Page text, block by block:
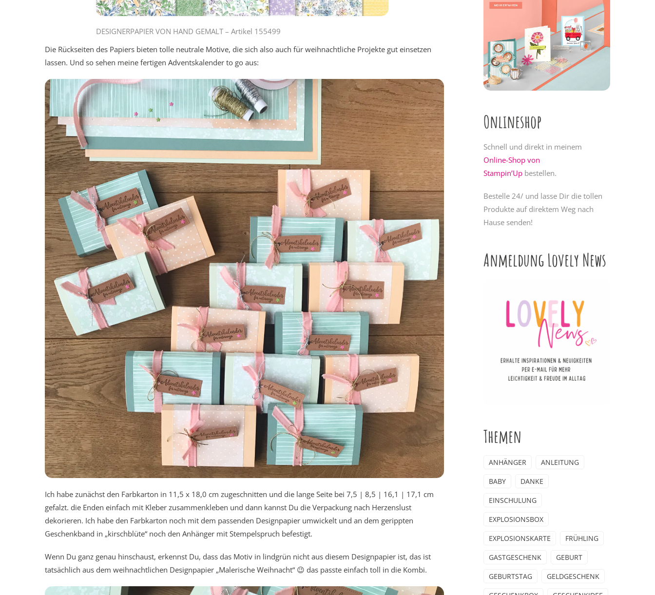
DESIGNERPAPIER VON HAND GEMALT – Artikel 155499
Die Rückseiten des Papiers bieten tolle neutrale Motive, die sich also auch für weihnachtliche Projekte gut einsetzen
lassen. Und so sehen meine fertigen Adventskalender to go aus:
Ich habe zunächst den Farbkarton in 11,5 x 18,0 cm zugeschnitten und die lange Seite bei 7,5 | 8,5 | 16,1 | 17,1 cm
gefalzt. die Enden einfach mit Kleber zusammenkleben und dann kannst Du die Verpackung nach Herzenslust
dekorieren. Ich habe den Farbkarton noch mit dem passenden Designpapier umwickelt und an dem gerippten
Geschenkband in „kirschblüte“ noch den Anhänger mit Stempelspruch befestigt.
Wenn Du ganz genau hinschaust, erkennst Du, dass das Motiv in lindgrün nicht aus diesem Designpapier ist, das ist
tatsächlich aus dem weihnachtlichen Designpapier „Malerische Weihnacht“ 😉 das passte einfach toll in die Kombi.
Onlineshop
Schnell und direkt in meinem
Online-Shop von
Stampin’Up bestellen.
Bestelle 24/ und lasse Dir die tollen
Produkte auf direktem Weg nach
Hause senden!
Anmeldung Lovely News
Themen
ANHÄNGER ANLEITUNG
BABY DANKE
EINSCHULUNG
EXPLOSIONSBOX
EXPLOSIONSKARTE FRÜHLING
GASTGESCHENK GEBURT
GEBURTSTAG GELDGESCHENK